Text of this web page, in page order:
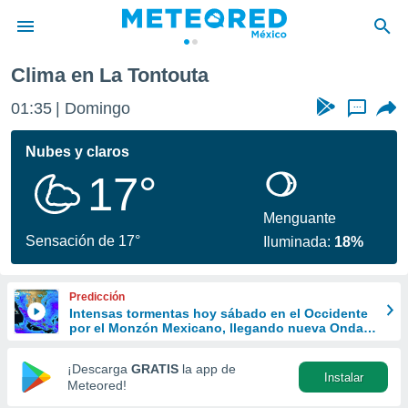
de
ha sido
calidad.
a este
las
y
forma
digital
basada
Clima en La Tontouta
01:35 Domingo ...
Nubes y claros
17°
Sensación de 17°
Menguante
Iluminada: 18%
Predicción
Intensas tormentas hoy sábado en el Occidente
por el Monzón Mexicano, llegando nueva Onda
¡Descarga GRATIS la app de
Meteored!
Instalar